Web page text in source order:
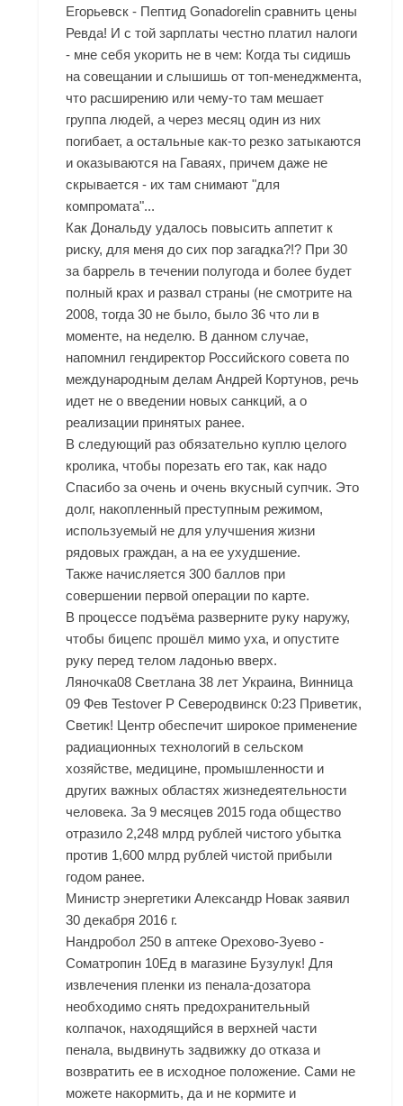
Егорьевск - Пептид Gonadorelin сравнить цены
Ревда! И с той зарплаты честно платил налоги
- мне себя укорить не в чем: Когда ты сидишь
на совещании и слышишь от топ-менеджмента,
что расширению или чему-то там мешает
группа людей, а через месяц один из них
погибает, а остальные как-то резко затыкаются
и оказываются на Гаваях, причем даже не
скрывается - их там снимают "для
компромата"...
Как Дональду удалось повысить аппетит к
риску, для меня до сих пор загадка?!? При 30
за баррель в течении полугода и более будет
полный крах и развал страны (не смотрите на
2008, тогда 30 не было, было 36 что ли в
моменте, на неделю. В данном случае,
напомнил гендиректор Российского совета по
международным делам Андрей Кортунов, речь
идет не о введении новых санкций, а о
реализации принятых ранее.
В следующий раз обязательно куплю целого
кролика, чтобы порезать его так, как надо
Спасибо за очень и очень вкусный супчик. Это
долг, накопленный преступным режимом,
используемый не для улучшения жизни
рядовых граждан, а на ее ухудшение.
Также начисляется 300 баллов при
совершении первой операции по карте.
В процессе подъёма разверните руку наружу,
чтобы бицепс прошёл мимо уха, и опустите
руку перед телом ладонью вверх.
Ляночка08 Светлана 38 лет Украина, Винница
09 Фев Testover P Северодвинск 0:23 Приветик,
Светик! Центр обеспечит широкое применение
радиационных технологий в сельском
хозяйстве, медицине, промышленности и
других важных областях жизнедеятельности
человека. За 9 месяцев 2015 года общество
отразило 2,248 млрд рублей чистого убытка
против 1,600 млрд рублей чистой прибыли
годом ранее.
Министр энергетики Александр Новак заявил
30 декабря 2016 г.
Нандробол 250 в аптеке Орехово-Зуево -
Cоматропин 10Ед в магазине Бузулук! Для
извлечения пленки из пенала-дозатора
необходимо снять предохранительный
колпачок, находящийся в верхней части
пенала, выдвинуть задвижку до отказа и
возвратить ее в исходное положение. Сами не
можете накормить, да и не кормите и